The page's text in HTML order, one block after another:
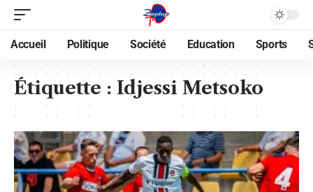
Accueil Politique Société Education Sports
Étiquette : Idjessi Metsoko